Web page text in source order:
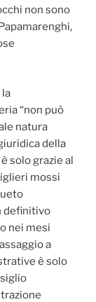
non sono
“non può
natura
della
solo grazie al
mossi
definitivo
nei mesi
a
è solo